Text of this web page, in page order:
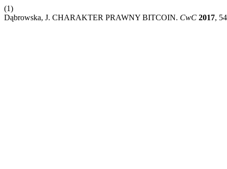
(1)
Dąbrowska, J. CHARAKTER PRAWNY BITCOIN. CwC 2017,